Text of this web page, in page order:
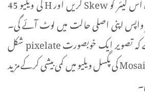
اپنی اصلی حالت میں لوٹ آئے گی۔
ساتھ ہی آپ دیکھیں گے کہ تصویر ایک خوبصورت pixelate شکل
اختیار کرگئی ہے۔ آپ Mosaic کی پگسل ویلیو میں کمی بیشی کرکے مزید